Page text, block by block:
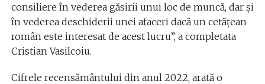
consiliere în vederea găsirii unui loc de muncă, dar și
în vederea deschiderii unei afaceri dacă un cetățean
român este interesat de acest lucru”, a completata
Cristian Vasilcoiu.
Cifrele recensământului din anul 2022, arată o